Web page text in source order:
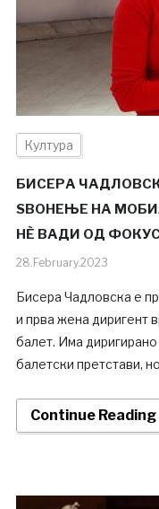
Култура
БИСЕРА
ЅВОНЕЊЕ НА
НÈ ВАДИ ОД
28.February.2023
Бисера Чадловска е
и прва жена диригент
балет. Има
балетски претстави,
Continue